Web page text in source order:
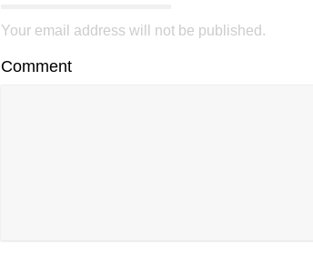
Your email address will not be published.
Comment